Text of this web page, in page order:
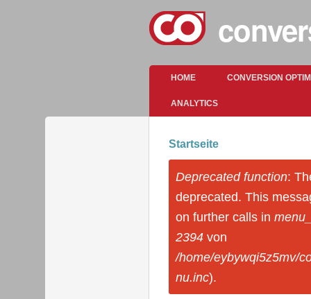
Hauptmenü
HOME CONVERSION
ANALYTICS
Sie sind hier
Startseite
Fehlermeldung
Deprecated function:
deprecated. This
on further calls in
2394 von
/home/eybywqi5z5mv/
nu.inc).